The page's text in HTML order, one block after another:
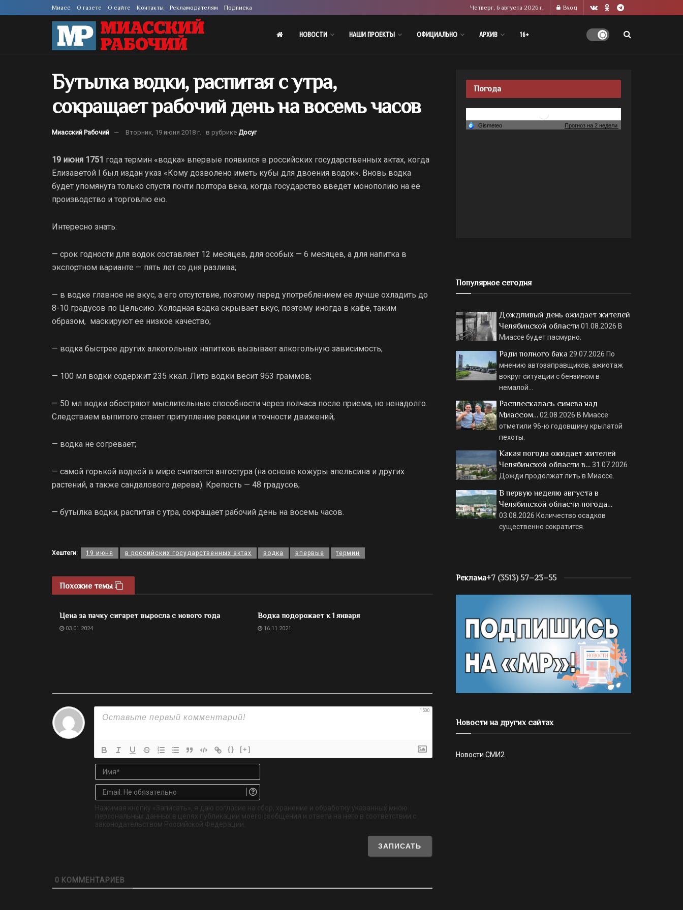
Миасс О газете О сайте Контакты Рекламодателям Подписка Четверг, 6 августа 2026 г. Вход
НОВОСТИ НАШИ ПРОЕКТЫ ОФИЦИАЛЬНО АРХИВ 16+
Бутылка водки, распитая с утра,
сокращает рабочий день на восемь часов
Миасский Рабочий Вторник, 19 июня 2018 г. в рубрике Досуг
19 июня 1751 года термин «водка» впервые появился в российских государственных актах, когда
Елизаветой I был издан указ «Кому дозволено иметь кубы для двоения водок». Вновь водка
будет упомянута только спустя почти полтора века, когда государство введет монополию на ее
производство и торговлю ею.
Интересно знать:
— срок годности для водок составляет 12 месяцев, для особых — 6 месяцев, а для напитка в
экспортном варианте — пять лет со дня разлива;
— в водке главное не вкус, а его отсутствие, поэтому перед употреблением ее лучше охладить до
8-10 градусов по Цельсию. Холодная водка скрывает вкус, поэтому иногда в кафе, таким
образом, маскируют ее низкое качество;
— водка быстрее других алкогольных напитков вызывает алкогольную зависимость;
— 100 мл водки содержит 235 ккал. Литр водки весит 953 граммов;
— 50 мл водки обостряют мыслительные способности через полчаса после приема, но ненадолго.
Следствием выпитого станет притупление реакции и точности движений;
— водка не согревает;
— самой горькой водкой в мире считается ангостура (на основе кожуры апельсина и других
растений, а также сандалового дерева). Крепость — 48 градусов;
— бутылка водки, распитая с утра, сокращает рабочий день на восемь часов.
Хештеги: 19 июня в российских государственных актах водка впервые термин
Похожие темы
Цена за пачку сигарет выросла с нового года
03.01.2024
Водка подорожает к 1 января
16.11.2021
1500
{} [+]
Имя*
Email.
обязательно
Нажимая кнопку «Записать», я даю согласие на сбор, хранение и обработку указанных мною
персональных данных в целях публикации моего сообщения и ответа на него в соответствии с
законодательством Российской Федерации.
0 КОММЕНТАРИЕВ
Погода
Популярное сегодня
Дождливый день ожидает жителей
Челябинской области 01.08.2026 В
Миассе будет пасмурно.
Ради полного бака 29.07.2026 По
мнению автозаправщиков, ажиотаж
вокруг ситуации с бензином в
немалой…
Расплескалась синева над
Миассом…02.08.2026 В Миассе
отметили 96-ю годовщину крылатой
пехоты.
Какая погода ожидает жителей
Челябинской области в…31.07.2026
Дожди продолжат лить в Миассе.
В первую неделю августа в
Челябинской области погода…
03.08.2026 Количество осадков
существенно сократится.
Реклама+7 (3513) 57–23–55
Новости на других сайтах
Новости СМИ2